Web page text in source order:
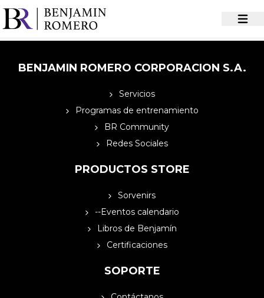
BENJAMIN ROMERO CORPORACION S.A.
Servicios
Programas de entrenamiento
BR Community
Redes Sociales
PRODUCTOS STORE
Sorvenirs
--Eventos calendario
Libros de Benjamín
Certificaciones
SOPORTE